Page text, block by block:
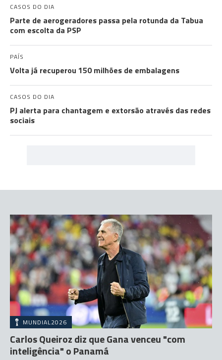
CASOS DO DIA
Parte de aerogeradores passa pela rotunda da Tabua
com escolta da PSP
PAÍS
Volta já recuperou 150 milhões de embalagens
CASOS DO DIA
PJ alerta para chantagem e extorsão através das redes
sociais
MUNDIAL2026
Carlos Queiroz diz que Gana venceu "com
inteligência" o Panamá